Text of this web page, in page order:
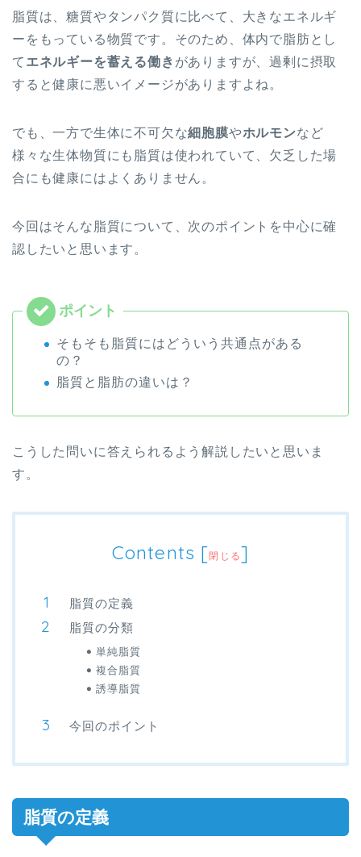
脂質は、糖質やタンパク質に比べて、大きなエネルギ
ーをもっている物質です。そのため、体内で脂肪とし
て エネルギーを蓄える働き がありますが、過剰に摂取
すると健康に悪いイメージがありますよね。
でも、一方で生体に不可欠な細胞膜やホルモンなど
様々な生体物質にも脂質は使われていて、欠乏した場
合にも健康にはよくありません。
今回はそんな脂質について、次のポイントを中心に確
認したいと思います。
そもそも脂質にはどういう共通点がある
の？
脂質と脂肪の違いは？
こうした問いに答えられるよう解説したいと思いま
す。
Contents [閉じる]
脂質の定義
脂質の分類
単純脂質
複合脂質
誘導脂質
今回のポイント
脂質の定義